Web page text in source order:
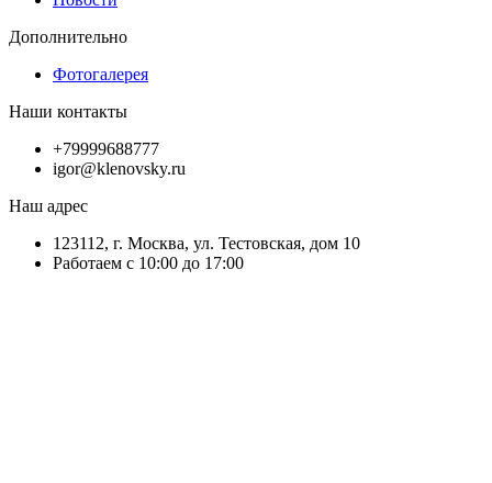
Дополнительно
Фотогалерея
Наши контакты
+79999688777
igor@klenovsky.ru
Наш адрес
123112, г. Москва, ул. Тестовская, дом 10
Работаем с 10:00 до 17:00